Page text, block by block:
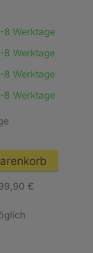
8 Werktage
8 Werktage
8 Werktage
8 Werktage
€